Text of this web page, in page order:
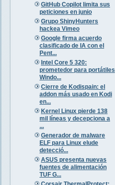
GitHub Copilot limita sus
peticiones en junio
Grupo ShinyHunters
hackea Vimeo
Google firma acuerdo
clasificado de IA con el
Pent...
Intel Core 5 320:
prometedor para portátiles
Windo...
Cierre de Kodispain: el
addon más usado en Kodi
en...
Kernel Linux pierde 138
mil líneas y decepciona a
...
Generador de malware
ELF para Linux elude
detecció...
ASUS presenta nuevas
fuentes de alimentación
TUF G...